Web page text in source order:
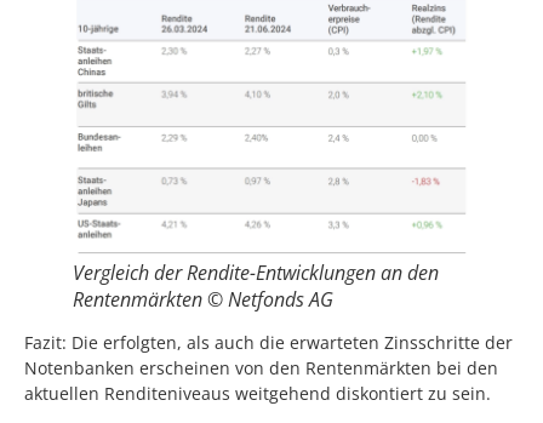
Vergleich der Rendite-Entwicklungen an den
Rentenmärkten © Netfonds AG
Fazit: Die erfolgten, als auch die erwarteten Zinsschritte der
Notenbanken erscheinen von den Rentenmärkten bei den
aktuellen Renditeniveaus weitgehend diskontiert zu sein.